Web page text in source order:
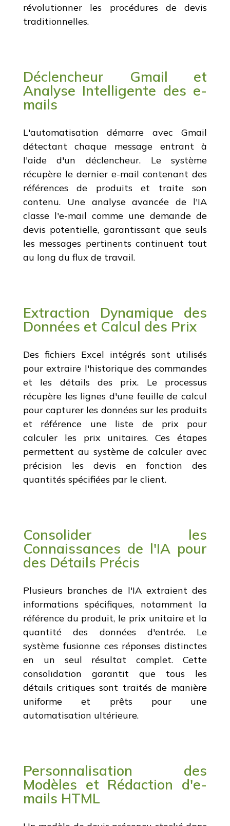
révolutionner les procédures de devis
traditionnelles.
Déclencheur Gmail et
Analyse Intelligente des e-
mails
L'automatisation démarre avec Gmail
détectant chaque message entrant à
l'aide d'un déclencheur. Le système
récupère le dernier e-mail contenant des
références de produits et traite son
contenu. Une analyse avancée de l'IA
classe l'e-mail comme une demande de
devis potentielle, garantissant que seuls
les messages pertinents continuent tout
au long du flux de travail.
Extraction Dynamique des
Données et Calcul des Prix
Des fichiers Excel intégrés sont utilisés
pour extraire l'historique des commandes
et les détails des prix. Le processus
récupère les lignes d'une feuille de calcul
pour capturer les données sur les produits
et référence une liste de prix pour
calculer les prix unitaires. Ces étapes
permettent au système de calculer avec
précision les devis en fonction des
quantités spécifiées par le client.
Consolider les
Connaissances de l'IA pour
des Détails Précis
Plusieurs branches de l'IA extraient des
informations spécifiques, notamment la
référence du produit, le prix unitaire et la
quantité des données d'entrée. Le
système fusionne ces réponses distinctes
en un seul résultat complet. Cette
consolidation garantit que tous les
détails critiques sont traités de manière
uniforme et prêts pour une
automatisation ultérieure.
Personnalisation des
Modèles et Rédaction d'e-
mails HTML